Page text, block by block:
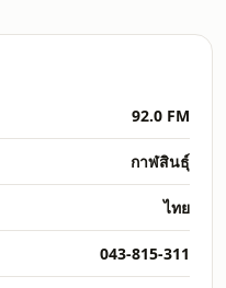
92.0 FM
กาฬสินธุ์
ไทย
043-815-311